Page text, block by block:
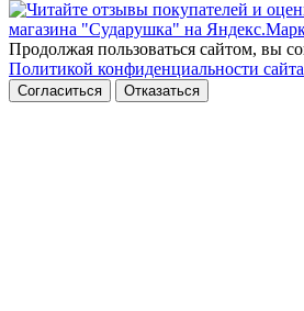
Продолжая пользоваться сайтом, вы
Политикой конфиденциальности сайта
Согласиться Отказаться